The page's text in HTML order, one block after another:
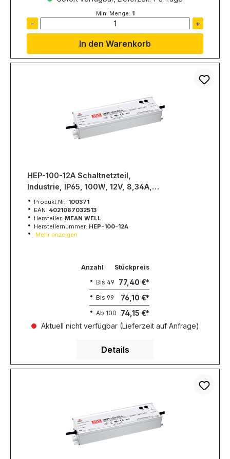
Min. Menge: 1
- +
In den Warenkorb
HEP-100-12A Schaltnetzteil,
Industrie, IP65, 100W, 12V, 8,34A,
MEAN WELL
Produkt Nr.: 100371
EAN: 4021087032513
Hersteller: MEAN WELL
Herstellernummer: HEP-100-12A
Mehr anzeigen
Anzahl
Stückpreis
Bis 49 77,40 €
Bis 99 76,10 €
Ab 100
74,15 €
Aktuell nicht verfügbar (Lieferzeit auf Anfrage)
Details